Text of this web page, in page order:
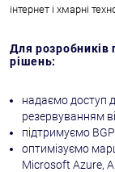
інтернет і хмарні
Для розробників
рішень:
надаємо доступ
резервуванням
підтримуємо
оптимізуємо
Microsoft Azure,